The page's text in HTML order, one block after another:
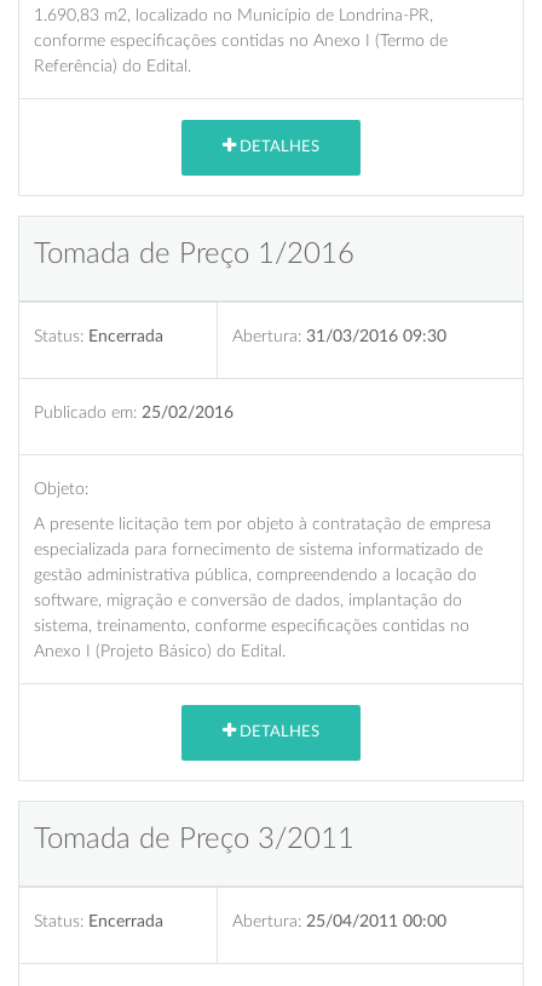
1.690,83 m2, localizado no Município de Londrina-PR,
conforme especificações contidas no Anexo I (Termo de
Referência) do Edital.
DETALHES
Tomada de Preço 1/2016
Status: Encerrada Abertura: 31/03/2016 09:30
Publicado em: 25/02/2016
Objeto:
A presente licitação tem por objeto à contratação de empresa
especializada para fornecimento de sistema informatizado de
gestão administrativa pública, compreendendo a locação do
software, migração e conversão de dados, implantação do
sistema, treinamento, conforme especificações contidas no
Anexo I (Projeto Básico) do Edital.
DETALHES
Tomada de Preço 3/2011
Status: Encerrada Abertura: 25/04/2011 00:00